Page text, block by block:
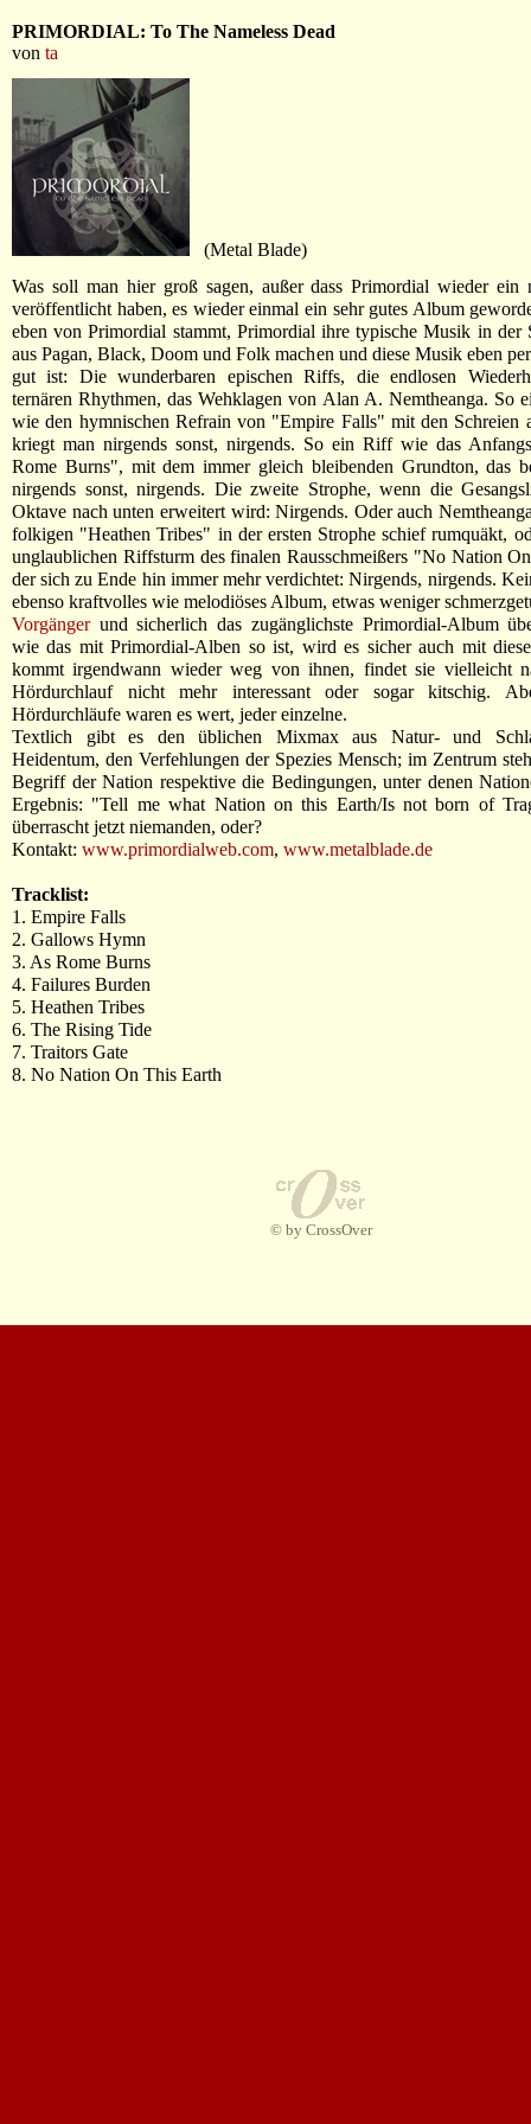
PRIMORDIAL: To The Nameless Dead
von ta
(Metal Blade)
Was soll man hier groß sagen, außer dass Primordial wieder ein
veröffentlicht haben, es wieder einmal ein sehr gutes Album
eben von Primordial stammt, Primordial ihre typische Musik in der
aus Pagan, Black, Doom und Folk machen und diese Musik eben
gut ist: Die wunderbaren epischen Riffs, die endlosen
ternären Rhythmen, das Wehklagen von Alan A. Nemtheanga. So
wie den hymnischen Refrain von "Empire Falls" mit den Schreien
kriegt man nirgends sonst, nirgends. So ein Riff wie das
Rome Burns", mit dem immer gleich bleibenden Grundton, das
nirgends sonst, nirgends. Die zweite Strophe, wenn die
Oktave nach unten erweitert wird: Nirgends. Oder auch
folkigen "Heathen Tribes" in der ersten Strophe schief rumquäkt,
unglaublichen Riffsturm des finalen Rausschmeißers "No Nation
der sich zu Ende hin immer mehr verdichtet: Nirgends, nirgends.
ebenso kraftvolles wie melodiöses Album, etwas weniger
Vorgängerund sicherlich das zugänglichste Primordial-Album
wie das mit Primordial-Alben so ist, wird es sicher auch mit
kommt irgendwann wieder weg von ihnen, findet sie vielleicht
Hördurchlauf nicht mehr interessant oder sogar kitschig.
Hördurchläufe waren es wert, jeder einzelne.
Textlich gibt es den üblichen Mixmax aus Natur- und
Heidentum, den Verfehlungen der Spezies Mensch; im Zentrum
Begriff der Nation respektive die Bedingungen, unter denen
Ergebnis: "Tell me what Nation on this Earth/Is not born of
überrascht jetzt niemanden, oder?
Kontakt: www.primordialweb.com, www.metalblade.de
Tracklist:
1. Empire Falls
2. Gallows Hymn
3. As Rome Burns
4. Failures Burden
5. Heathen Tribes
6. The Rising Tide
7. Traitors Gate
8. No Nation On This Earth
© by CrossOver